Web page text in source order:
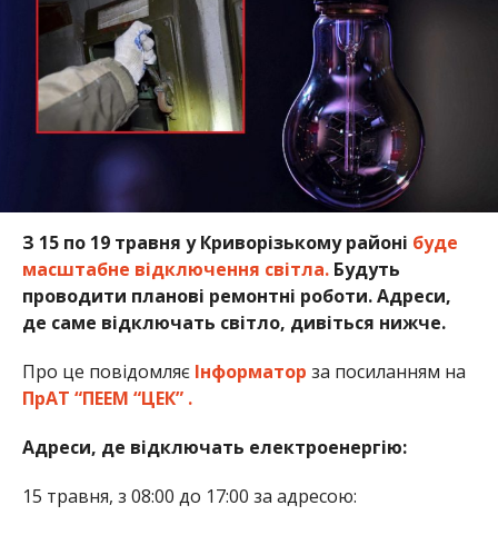
З 15 по 19 травня у Криворізькому районі буде
масштабне відключення світла.Будуть
проводити планові ремонтні роботи. Адреси,
де саме відключать світло, дивіться нижче.
Про це повідомляє Інформатор за посиланням на
ПрАТ “ПЕЕМ “ЦЕК” .
Адреси, де відключать електроенергію:
15 травня, з 08:00 до 17:00 за адресою: